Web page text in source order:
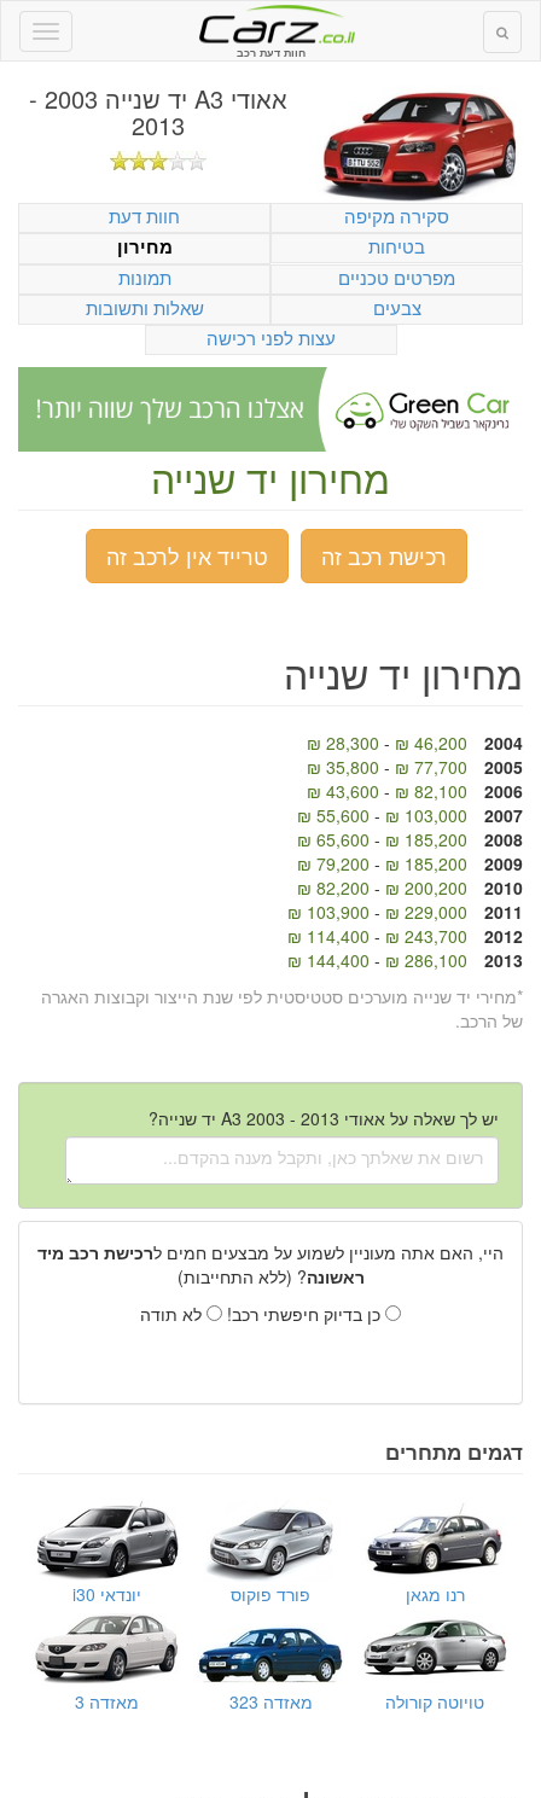
חוות דעת רכב
אאודי A3 יד שנייה 2003 -
2013
סקירה מקיפה
חוות דעת
בטיחות
מחירון
מפרטים טכניים
תמונות
צבעים
שאלות ותשובות
עצות לפני רכישה
מחירון יד שנייה
רכישת רכב זה טרייד אין לרכב זה
מחירון יד שנייה
2004
46,200 ₪
-
28,300 ₪
2005
77,700 ₪
-
35,800 ₪
2006
82,100 ₪
-
43,600 ₪
2007
103,000 ₪
-
55,600 ₪
2008
185,200 ₪
-
65,600 ₪
2009
185,200 ₪
-
79,200 ₪
2010
200,200 ₪
-
82,200 ₪
2011
229,000 ₪
-
103,900 ₪
2012
243,700 ₪
-
114,400 ₪
2013
286,100 ₪
-
144,400 ₪
*מחירי יד שנייה מוערכים סטטיסטית לפי שנת הייצור וקבוצות האגרה
של הרכב.
יש לך שאלה על אאודי A3 2003 - 2013 יד שנייה?
היי, האם אתה מעוניין לשמוע על מבצעים חמים לרכישת רכב מיד
ראשונה? (ללא התחייבות)
כן בדיוק חיפשתי רכב!
לא תודה
דגמים מתחרים
רנו מגאן פורד פוקוס יונדאי i30
טויוטה קורולה מאזדה 323 מאזדה 3